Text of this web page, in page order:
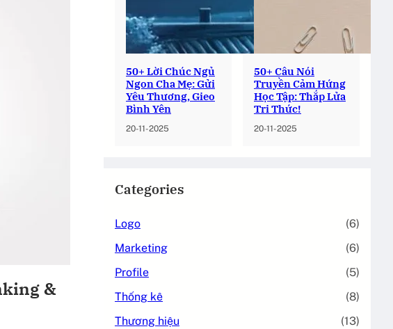
&
50+ Lời Chúc Ngủ
Ngon Cha Mẹ: Gửi
Yêu Thương, Gieo
Bình Yên
20-11-2025
50+ Câu Nói
Truyền Cảm Hứng
Học Tập: Thắp Lửa
Tri Thức!
20-11-2025
Categories
Logo
(6)
Marketing
(6)
Profile
(5)
Thống kê
(8)
Thương hiệu
(13)